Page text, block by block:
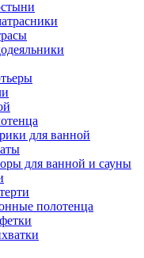
для ванной
для ванной и сауны
полотенца